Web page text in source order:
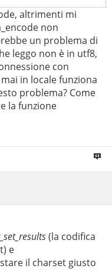
$db;charset=utf8"
from table") as
//
//Sì
["field" ]));
altrimenti mi
non
un problema di
leggo non è in utf8,
con
in locale funziona
problema? Come
la funzione
(la codifica
e
il charset giusto